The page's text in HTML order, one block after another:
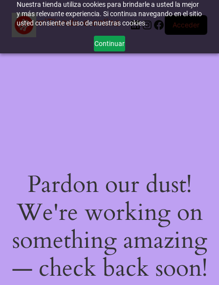
Nuestra tienda utiliza cookies para brindarle a usted la mejor
y más relevante experiencia. Si continua navegando en el sitio
usted consiente el uso de nuestras cookies.
Continuar
miTienda-e.online LinkedIn
Instagram
Facebook
Acceder
Pardon our dust!
We're working on
something amazing
— check back soon!